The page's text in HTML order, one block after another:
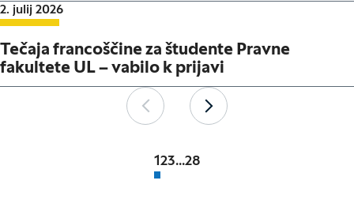
Datum objave:
2. julij 2026
Tečaja francoščine za študente Pravne
fakultete UL – vabilo k prijavi
Nazaj
1 23...28
Naprej